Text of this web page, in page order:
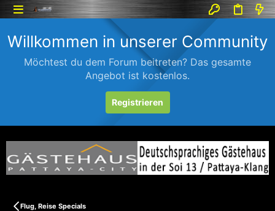
Willkommen in unserer Community
Möchtest du dem Forum beitreten? Das gesamte
Angebot ist kostenlos.
Registrieren
Flug, Reise Specials